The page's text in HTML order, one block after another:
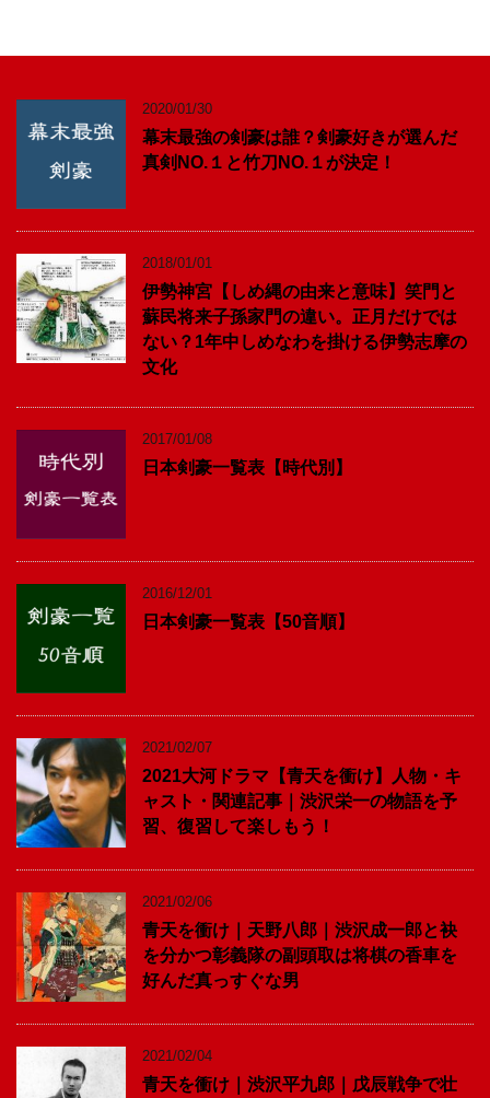
2020/01/30
幕末最強の剣豪は誰？剣豪好きが選んだ
真剣NO.１と竹刀NO.１が決定！
2018/01/01
伊勢神宮【しめ縄の由来と意味】笑門と
蘇民将来子孫家門の違い。正月だけでは
ない？1年中しめなわを掛ける伊勢志摩の
文化
2017/01/08
日本剣豪一覧表【時代別】
2016/12/01
日本剣豪一覧表【50音順】
2021/02/07
2021大河ドラマ【青天を衝け】人物・キ
ャスト・関連記事｜渋沢栄一の物語を予
習、復習して楽しもう！
2021/02/06
青天を衝け｜天野八郎｜渋沢成一郎と袂
を分かつ彰義隊の副頭取は将棋の香車を
好んだ真っすぐな男
2021/02/04
青天を衝け｜渋沢平九郎｜戊辰戦争で壮